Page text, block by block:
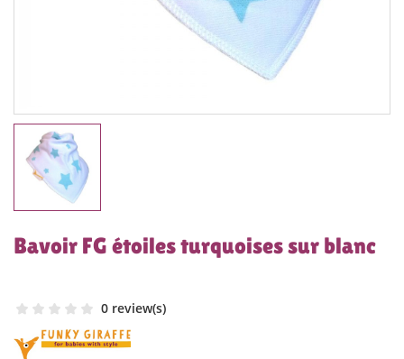
Bavoir FG étoiles turquoises sur blanc
0 review(s)